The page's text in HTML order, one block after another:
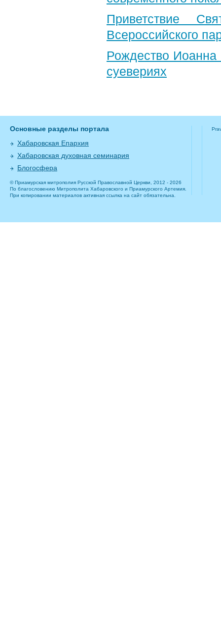
Приветствие
Всероссийского
Рождество Иоанна
суевериях
Основные разделы портала
Хабаровская Епархия
Хабаровская духовная семинария
Блогосфера
© Приамурская митрополия Русской Православной Церкви, 2012 - 2026
По благословению Митрополита Хабаровского и Приамурского Артемия.
При копировании материалов активная ссылка на сайт обязательна.